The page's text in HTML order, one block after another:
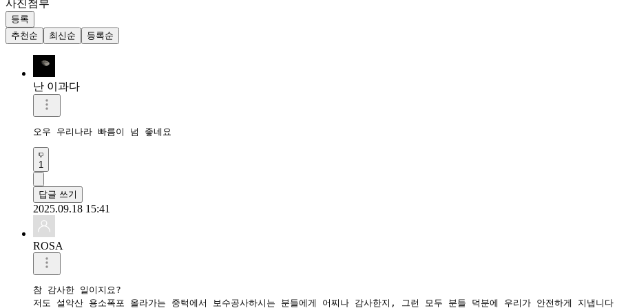
사진첨부
등록
추천순
최신순 등록순
난 이과다
오우 우리나라 빠름이 넘 좋네요
1
답글 쓰기
2025.09.18 15:41
ROSA
참 감사한 일이지요?
저도 설악산 용소폭포 올라가는 중턱에서 보수공사하시는 분들에게 어찌나 감사한지, 그런 모두 분들 덕분에 우리가 안전하게 지냅니